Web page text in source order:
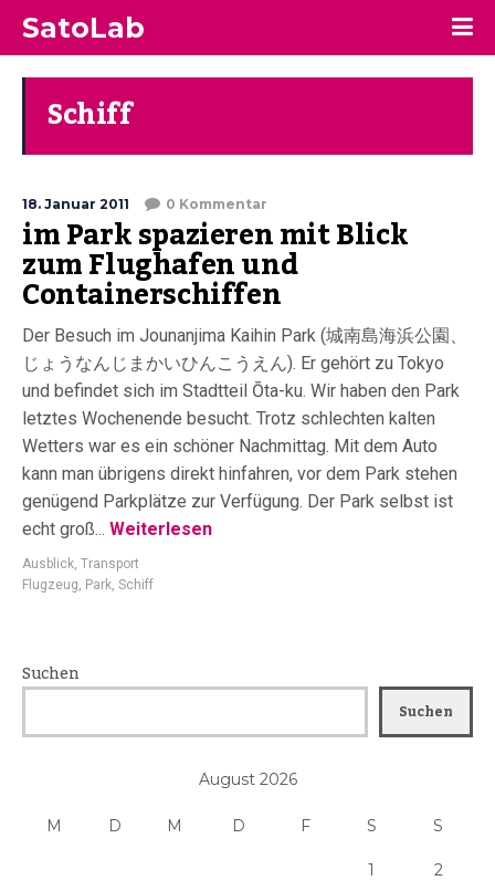
SatoLab
Schiff
18. Januar 2011 0 Kommentar
im Park spazieren mit Blick
zum Flughafen und
Containerschiffen
Der Besuch im Jounanjima Kaihin Park (城南島海浜公園、
じょうなんじまかいひんこうえん). Er gehört zu Tokyo
und befindet sich im Stadtteil Ōta-ku. Wir haben den Park
letztes Wochenende besucht. Trotz schlechten kalten
Wetters war es ein schöner Nachmittag. Mit dem Auto
kann man übrigens direkt hinfahren, vor dem Park stehen
genügend Parkplätze zur Verfügung. Der Park selbst ist
echt groß... Weiterlesen
Ausblick, Transport
Flugzeug, Park, Schiff
Suchen
Suchen
August 2026
M D M D F S S
1 2